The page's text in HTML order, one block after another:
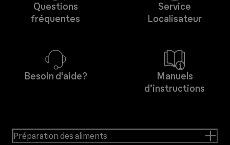
Questions
fréquentes
Service
Localisateur
Besoin d'aide?
Manuels
d’instructions
Préparation des aliments